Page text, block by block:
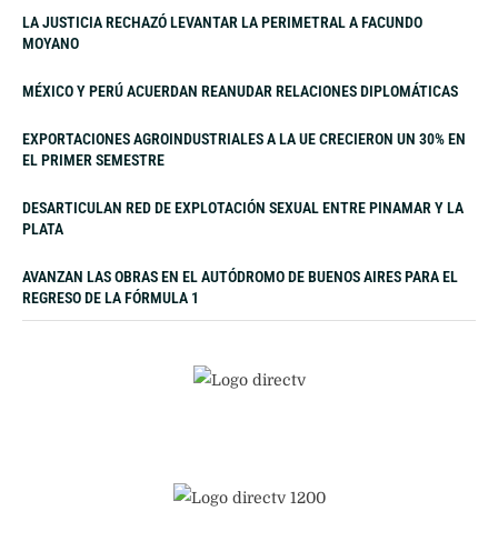
LA JUSTICIA RECHAZÓ LEVANTAR LA PERIMETRAL A FACUNDO
MOYANO
MÉXICO Y PERÚ ACUERDAN REANUDAR RELACIONES DIPLOMÁTICAS
EXPORTACIONES AGROINDUSTRIALES A LA UE CRECIERON UN 30% EN
EL PRIMER SEMESTRE
DESARTICULAN RED DE EXPLOTACIÓN SEXUAL ENTRE PINAMAR Y LA
PLATA
AVANZAN LAS OBRAS EN EL AUTÓDROMO DE BUENOS AIRES PARA EL
REGRESO DE LA FÓRMULA 1